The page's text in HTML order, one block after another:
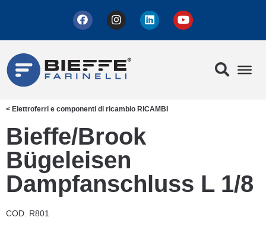
< Elettroferri e componenti di ricambio RICAMBI
Bieffe/Brook
Bügeleisen
Dampfanschluss L 1/8
COD. R801